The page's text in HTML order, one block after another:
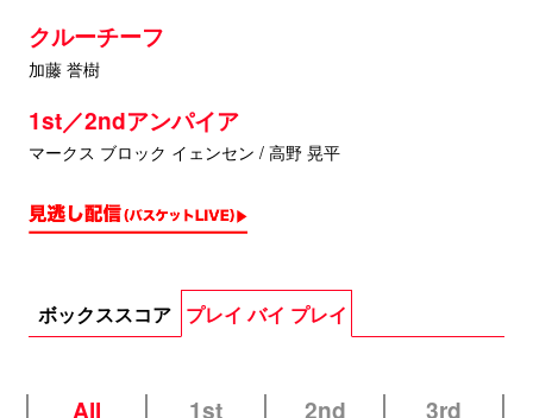
クルーチーフ
加藤 誉樹
1st／2ndアンパイア
マークス ブロック イェンセン / 高野 晃平
ボックススコア プレイ バイ プレイ
All 1st 2nd
3rd